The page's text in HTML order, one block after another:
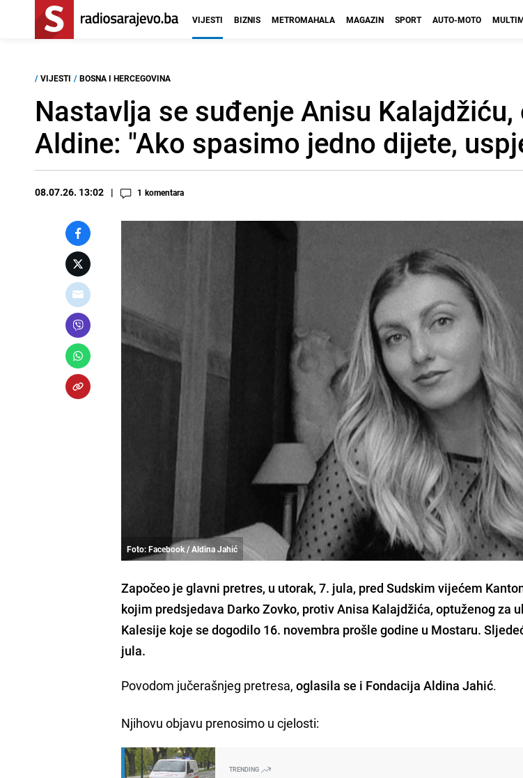
VIJESTI BIZNIS METROMAHALA MAGAZIN SPORT AUTO-MOTO
/ VIJESTI / BOSNA I HERCEGOVINA
Nastavlja se suđenje Anisu
Aldine: "Ako spasimo jedno dijete,
08.07.26. 13:02 1 komentara
Foto: Facebook / Aldina Jahić
Započeo je glavni pretres, u utorak, 7. jula, pred Sudskim vijećem
kojim predsjedava Darko Zovko, protiv Anisa Kalajdžića, optuženog za
Kalesije koje se dogodilo 16. novembra prošle godine u Mostaru.
jula.
Povodom jučerašnjeg pretresa,oglasila se i Fondacija Aldina Jahić.
Njihovu objavu prenosimo u cjelosti:
TRENDING